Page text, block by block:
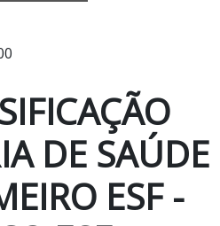
DE SAÚDE
ESF -